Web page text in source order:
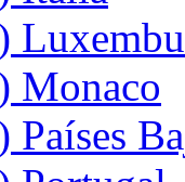
Monaco
Países